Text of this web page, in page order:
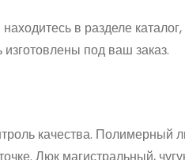
в разделе
под ваш заказ.
качества. Полимерный